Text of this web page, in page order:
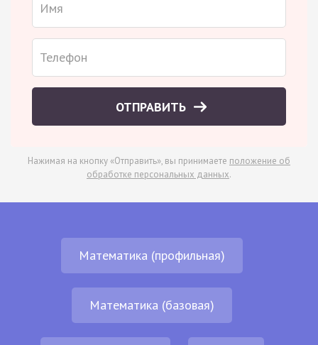
ОТПРАВИТЬ
Нажимая на кнопку «Отправить», вы принимаете положение об
обработке персональных данных.
Математика (профильная)
Математика (базовая)